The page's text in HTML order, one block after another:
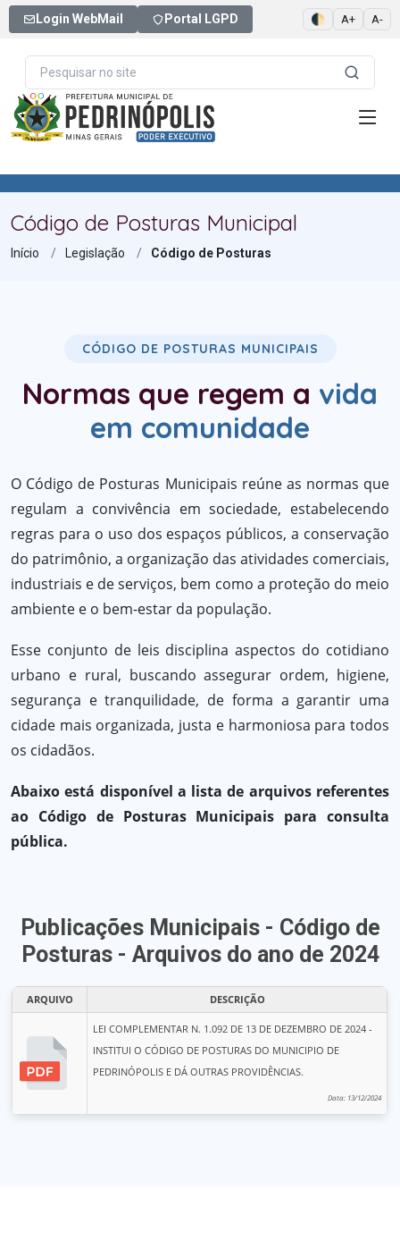
Login WebMail Portal LGPD 🌓 A+ A-
Código de Posturas Municipal
Início Legislação Código de Posturas
CÓDIGO DE POSTURAS MUNICIPAIS
Normas que regem a vida
em comunidade
O Código de Posturas Municipais reúne as normas que
regulam a convivência em sociedade, estabelecendo
regras para o uso dos espaços públicos, a conservação
do patrimônio, a organização das atividades comerciais,
industriais e de serviços, bem como a proteção do meio
ambiente e o bem-estar da população.
Esse conjunto de leis disciplina aspectos do cotidiano
urbano e rural, buscando assegurar ordem, higiene,
segurança e tranquilidade, de forma a garantir uma
cidade mais organizada, justa e harmoniosa para todos
os cidadãos.
Abaixo está disponível a lista de arquivos referentes
ao Código de Posturas Municipais para consulta
pública.
Publicações Municipais - Código de
Posturas - Arquivos do ano de 2024
ARQUIVO DESCRIÇÃO
LEI COMPLEMENTAR N. 1.092 DE 13 DE DEZEMBRO DE 2024 -
INSTITUI O CÓDIGO DE POSTURAS DO MUNICIPIO DE
PEDRINÓPOLIS E DÁ OUTRAS PROVIDÊNCIAS.
Data: 13/12/2024